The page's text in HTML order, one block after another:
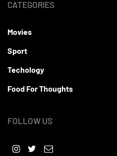
CATEGORIES
Movies
Sport
Techology
Food For Thoughts
FOLLOW US